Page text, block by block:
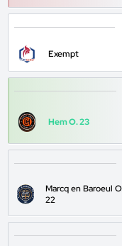
Exempt
Hem O. 23
Marcq en Baroeul
22